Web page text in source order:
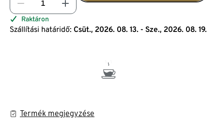
Raktáron
Szállítási határidő: Csüt., 2026. 08. 13. - Sze., 2026. 08. 19.
Termék megjegyzése